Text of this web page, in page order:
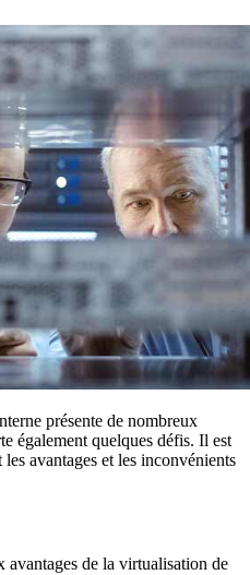
présente de nombreux
également quelques défis. Il est
avantages et les inconvénients
de la virtualisation de